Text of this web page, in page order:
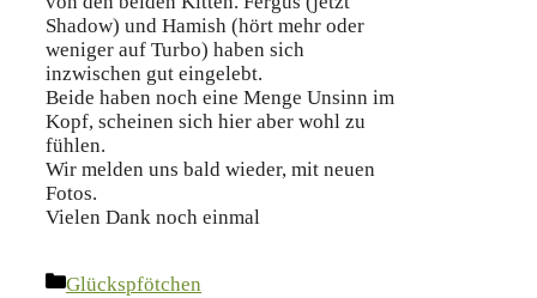
Shadow) und Hamish (hört mehr oder
weniger auf Turbo) haben sich
inzwischen gut eingelebt.
Beide haben noch eine Menge Unsinn im
Kopf, scheinen sich hier aber wohl zu
fühlen.
Wir melden uns bald wieder, mit neuen
Fotos.
Vielen Dank noch einmal
Kategorien
Glückspfötchen